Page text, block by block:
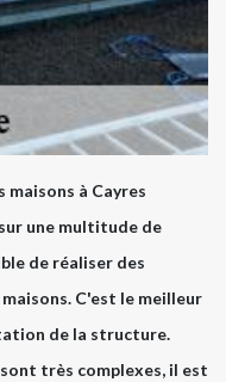
à Cayres
une multitude de
de réaliser des
C'est le meilleur
de la structure.
très complexes, il est